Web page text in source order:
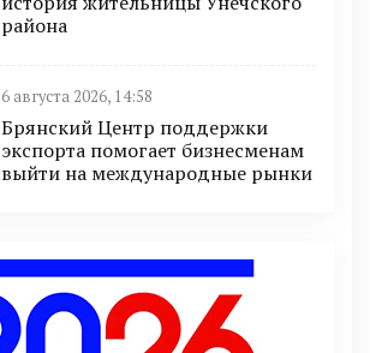
района
6 августа 2026, 14:58
Брянский Центр поддержки
экспорта помогает бизнесменам
выйти на международные рынки